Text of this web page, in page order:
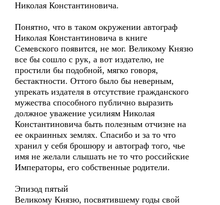
Николая Константиновича.
Понятно, что в таком окружении автограф
Николая Константиновича в книге
Семевского появится, не мог. Великому Князю
все бы сошло с рук, а вот издателю, не
простили бы подобной, мягко говоря,
бестактности. Оттого было бы неверным,
упрекать издателя в отсутствие гражданского
мужества способного публично выразить
должное уважение усилиям Николая
Константиновича быть полезным отчизне на
ее окраинных землях. Спасибо и за то что
хранил у себя брошюру и автограф того, чье
имя не желали слышать не то что российские
Императоры, его собственные родители.
Эпизод пятый
Великому Князю, посвятившему годы свой